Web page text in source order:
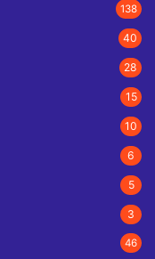
138
40
28
15
10
6
5
3
46